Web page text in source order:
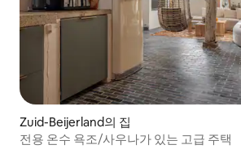
Zuid-Beijerland의 집
전용 온수 욕조/사우나가 있는 고급 주택